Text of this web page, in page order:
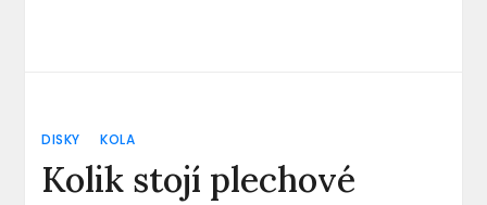
DISKY KOLA
Kolik stojí plechové